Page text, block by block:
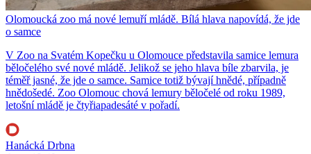
Olomoucká zoo má nové lemuří mládě. Bílá hlava napovídá, že jde
o samce
V Zoo na Svatém Kopečku u Olomouce představila samice lemura
běločelého své nové mládě. Jelikož se jeho hlava bíle zbarvila, je
téměř jasné, že jde o samce. Samice totiž bývají hnědé, případně
hnědošedé. Zoo Olomouc chová lemury běločelé od roku 1989,
letošní mládě je čtyřiapadesáté v pořadí.
Hanácká Drbna